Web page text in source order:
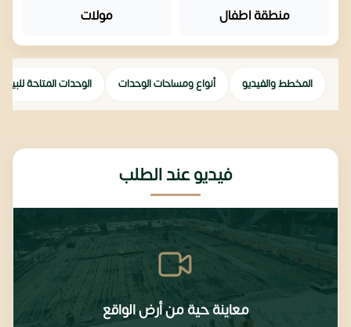
منطقة اطفال مولات
المخطط والفيديو أنواع ومساحات الوحدات الوحدات المتاحة للبيع
فيديو عند الطلب
معاينة حية من أرض الواقع